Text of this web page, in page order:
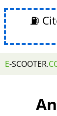
⛽
E-SCOOTER.